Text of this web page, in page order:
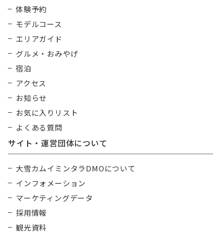
体験予約
モデルコース
エリアガイド
グルメ・おみやげ
宿泊
アクセス
お知らせ
お気に入りリスト
よくある質問
サイト・運営団体について
大雪カムイミンタラDMOについて
インフォメーション
マーケティングデータ
採用情報
観光資料